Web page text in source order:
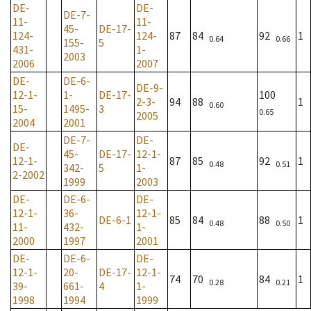
DE-
11-
124-
431-
2006
DE-7-
45-
155-
2003
DE-17-
5
DE-
11-
124-
1-
2007
87 84 0.64 92 0.66 1
DE-
12-1-
15-
2004
DE-6-
1-
1495-
2001
DE-17-
3
DE-9-
2-3-
2005
94 88 0.60
100
0.65
1
DE-
12-1-
2-2002
DE-7-
45-
342-
1999
DE-17-
5
DE-
12-1-
1-
2003
87 85 0.48 92 0.51 1
DE-
12-1-
11-
2000
DE-6-
36-
432-
1997
DE-6-1
DE-
12-1-
1-
2001
85 84 0.48 88 0.50 1
DE-
12-1-
39-
1998
DE-6-
20-
661-
1994
DE-17-
4
DE-
12-1-
1-
1999
74 70 0.28 84 0.21 1